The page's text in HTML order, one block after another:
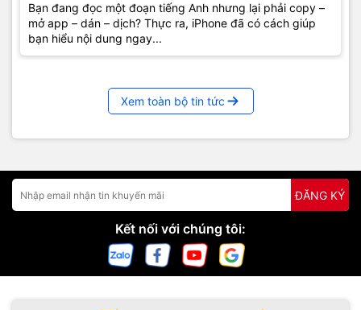
Bạn đang đọc một đoạn tiếng Anh nhưng lại phải copy –
mở app – dán – dịch? Thực ra, iPhone đã có cách giúp
bạn hiểu nội dung ngay...
Xem toàn bộ tin tức
ĐĂNG KÝ
Kết nối với chúng tôi: